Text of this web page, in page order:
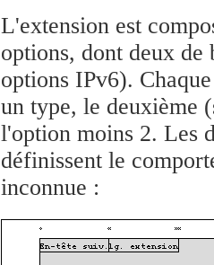
L'extension est
options, dont deux
options IPv6).
un type, le deuxième
l'option moins 2. Les
définissent le
inconnue :